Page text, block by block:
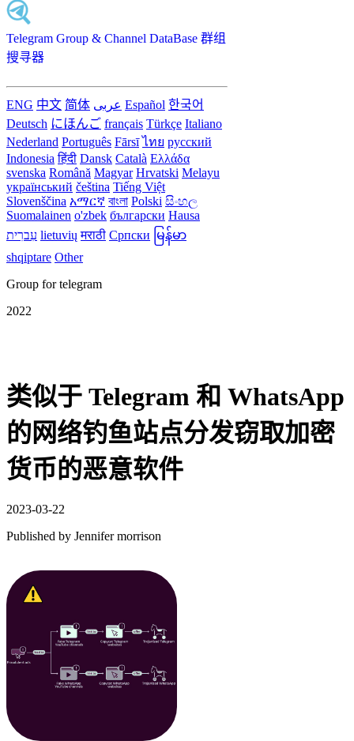
Telegram Group & Channel DataBase 群组
搜寻器
ENG 中文 简体 عربى Español 한국어
Deutsch にほんご français Türkçe Italiano
Nederland Português Fārsī‎ ไทย русский
Indonesia हिंदी Dansk‎ Català Ελλάδα
svenska Română Magyar Hrvatski Melayu
український čeština Tiếng Việt
Slovenščina አማርኛ বাংলা Polski සිංහල
Suomalainen o'zbek български Hausa
עִברִית lietuvių मराठी Српски မြန်မာ
shqiptare Other
Group for telegram
2022
类似于 Telegram 和 WhatsApp
的网络钓鱼站点分发窃取加密
货币的恶意软件
2023-03-22
Published by Jennifer morrison